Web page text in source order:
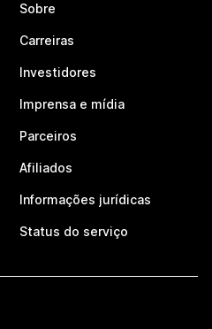
Sobre
Carreiras
Investidores
Imprensa e mídia
Parceiros
Afiliados
Informações jurídicas
Status do serviço